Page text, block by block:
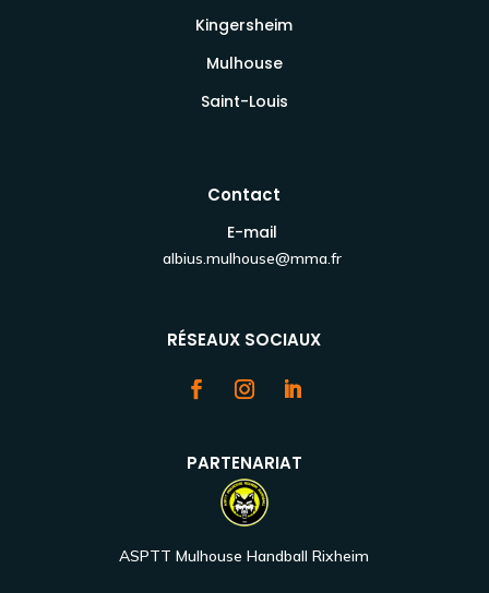
Kingersheim
Mulhouse
Saint-Louis
Contact
E-mail
albius.mulhouse@mma.fr
RÉSEAUX SOCIAUX
PARTENARIAT
ASPTT Mulhouse Handball Rixheim